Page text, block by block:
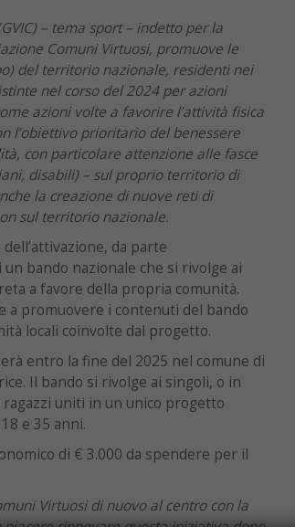
– tema sport – indetto per la
Comuni Virtuosi, promuove le
del territorio nazionale, residenti nei
nel corso del 2024 per azioni
azioni volte a favorire l’attività fisica
l’obiettivo prioritario del benessere
con particolare attenzione alle fasce
disabili) – sul proprio territorio di
la creazione di nuove reti di
sul territorio nazionale.
da parte
un bando nazionale che si rivolge ai
a favore della propria comunità.
a promuovere i contenuti del bando
locali coinvolte dal progetto.
entro la fine del 2025 nel comune di
Il bando si rivolge ai singoli, o in
uniti in un unico progetto
e 35 anni.
di € 3.000 da spendere per il
Virtuosi di nuovo al centro con la